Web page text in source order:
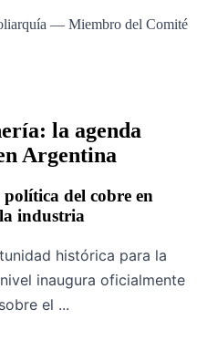
— Miembro del Comité
la agenda
Argentina
del cobre en
industria
histórica para la
inaugura oficialmente
el ...